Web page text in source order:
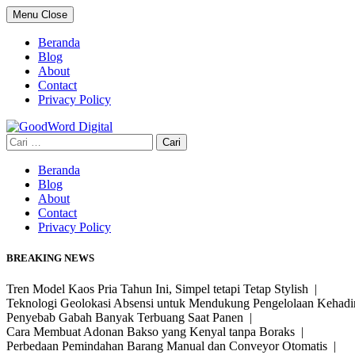
Skip
to
content
Menu Close
Beranda
Blog
About
Contact
Privacy Policy
Cari
untuk:
Beranda
Blog
About
Contact
Privacy Policy
BREAKING NEWS
Tren Model Kaos Pria Tahun Ini, Simpel tetapi Tetap Stylish |
Teknologi Geolokasi Absensi untuk Mendukung Pengelolaan
Penyebab Gabah Banyak Terbuang Saat Panen |
Cara Membuat Adonan Bakso yang Kenyal tanpa Boraks |
Perbedaan Pemindahan Barang Manual dan Conveyor Otomatis |